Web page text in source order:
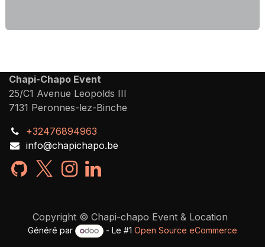
Chapi-Chapo Event
25/C1 Avenue Leopolds III
7131 Peronnes-lez-Binche
+32476894963
info@chapichapo.be
Copyright © Chapi-chapo Event & Location
Généré par - Le #1Open Source eCommerce